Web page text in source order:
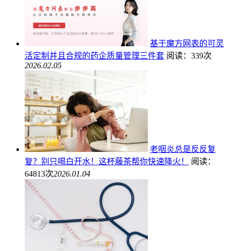
基于魔方网表的可灵
活定制并且合规的药企质量管理三件套 阅读：339次
2026.02.05
老咽炎总是反反复
复？别只喝白开水！这杯藤茶帮你快速降火！
阅读：
64813次2026.01.04